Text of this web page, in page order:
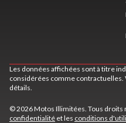
Les données affichées sont à titre
considérées comme contractuelles.
détails.
© 2026 Motos Illimitées. Tous droits
confidentialité et les conditions